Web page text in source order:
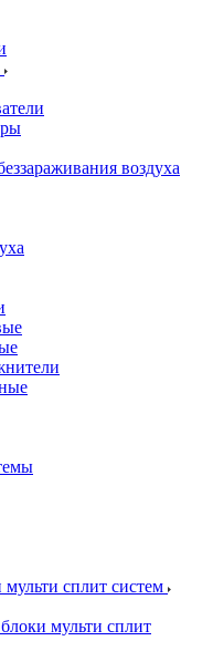
воздуха
сплит систем
мульти сплит